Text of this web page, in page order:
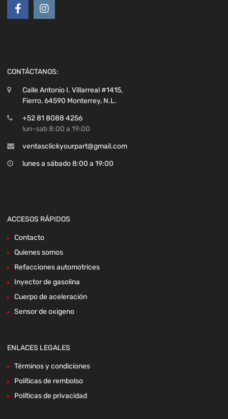
CONTÁCTANOS:
Calle Antonio I. Villarreal #1415,
Fierro, 64590 Monterrey, N.L.
+52 81 8088 4256
lun-sab 8:00 a 19:00
ventasclickyourpart@gmail.com
lunes a sábado 8:00 a 19:00
ACCESOS RÁPIDOS
Contacto
Quienes somos
Refacciones automotrices
Inyector de gasolina
Cuerpo de aceleración
Sensor de oxigeno
ENLACES LEGALES
Términos y condiciones
Políticas de rembolso
Políticas de privacidad